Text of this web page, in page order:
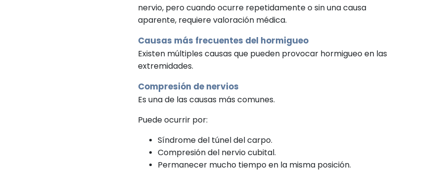
nervio, pero cuando ocurre repetidamente o sin una causa
aparente, requiere valoración médica.
Causas más frecuentes del hormigueo
Existen múltiples causas que pueden provocar hormigueo en las
extremidades.
Compresión de nervios
Es una de las causas más comunes.
Puede ocurrir por:
Síndrome del túnel del carpo.
Compresión del nervio cubital.
Permanecer mucho tiempo en la misma posición.